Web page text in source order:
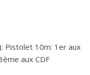
Pistolet 10m: 1er aux
aux CDF